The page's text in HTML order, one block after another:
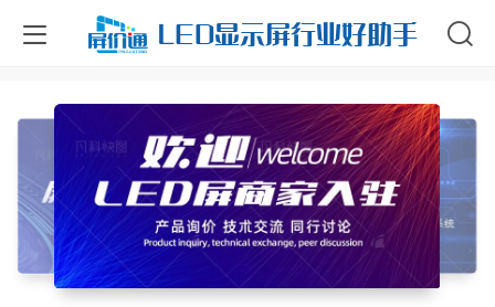
LED显示屏行业好助手